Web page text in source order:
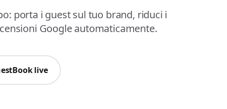
porta i guest sul tuo brand, riduci i
Google automaticamente.
live